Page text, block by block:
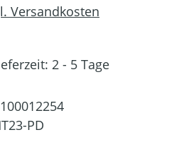
Versandkosten
2 - 5 Tage
PD